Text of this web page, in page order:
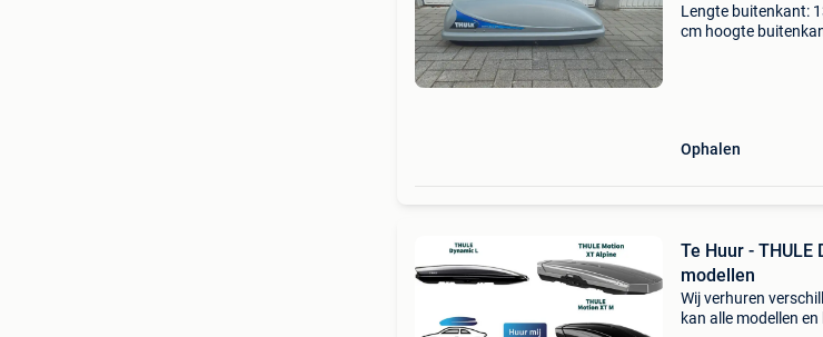
Lengte buitenkant:
cm hoogte
Ophalen
Te Huur -
modellen
Wij verhuren
kan alle modellen